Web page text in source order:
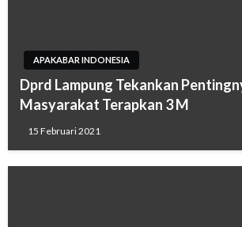
APAKABAR INDONESIA
Dprd Lampung Tekankan
Masyarakat Terapkan 3 M
15 Februari 2021